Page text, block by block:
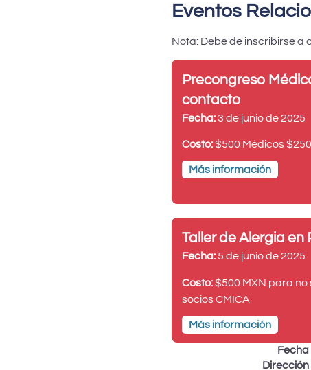
Eventos
Nota: Debe de inscribirse a
Precongreso
contacto
Fecha:3 de junio de 2025
Costo:$500 Médicos
Más información
Taller de Alergia en
Fecha:5 de junio de 2025
Costo:$500 MXN para no
socios CMICA
Más información
Fecha
Dirección